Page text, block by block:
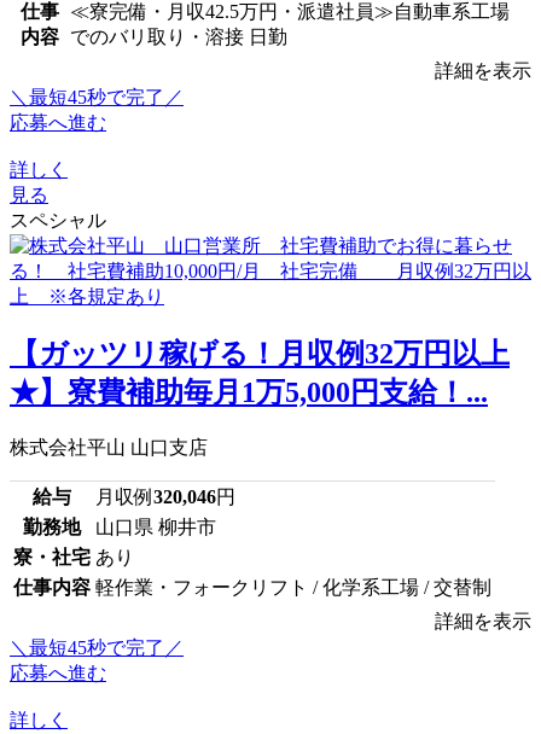
仕事
内容
≪寮完備・月収42.5万円・派遣社員≫自動車系工場
でのバリ取り・溶接 日勤
詳細を表示
＼最短45秒で完了／
応募へ進む
詳しく
見る
スペシャル
【ガッツリ稼げる！月収例32万円以上
★】寮費補助毎月1万5,000円支給！...
株式会社平山 山口支店
給与 月収例 320,046円
勤務地
山口県 柳井市
寮・社宅 あり
仕事内容 軽作業・フォークリフト / 化学系工場 / 交替制
詳細を表示
＼最短45秒で完了／
応募へ進む
詳しく